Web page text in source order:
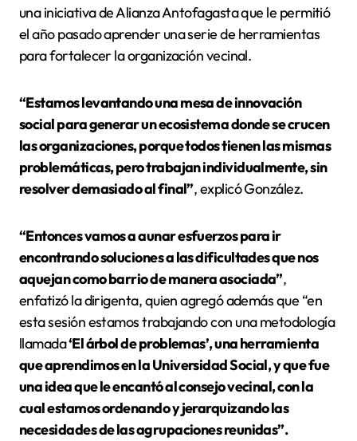
una iniciativa de Alianza Antofagasta que le permitió
el año pasado aprender una serie de herramientas
para fortalecer la organización vecinal.
“Estamos levantando una mesa de innovación
social para generar un ecosistema donde se crucen
las organizaciones, porque todos tienen las mismas
problemáticas, pero trabajan individualmente, sin
resolver demasiado al final”, explicó González.
“Entonces vamos a aunar esfuerzos para ir
encontrando soluciones a las dificultades que nos
aquejan como barrio de manera asociada”,
enfatizó la dirigenta, quien agregó además que “en
esta sesión estamos trabajando con una metodología
llamada‘El árbol de problemas’, una herramienta
que aprendimos en la Universidad Social, y que fue
una idea que le encantó al consejo vecinal, con la
cual estamos ordenando y jerarquizando las
necesidades de las agrupaciones reunidas”.